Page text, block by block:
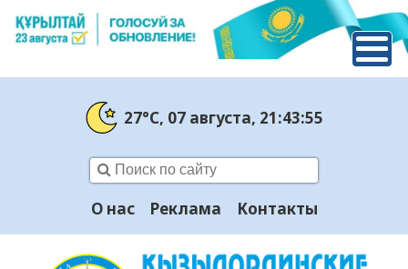
27°C, 07 августа, 21:43:56
О нас Реклама Контакты